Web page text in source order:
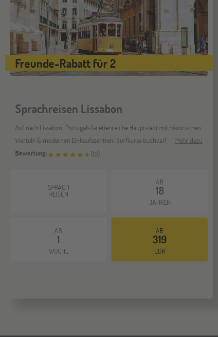
Freunde-Rabatt für 2
Sprachreisen Lissabon
Auf nach Lissabon: Portugals facettenreiche Hauptstadt mit historischen
Vierteln & modernen Einkaufszentren! Surfkurse buchbar!
Mehr dazu
Bewertung:
(10)
SPRACH
REISEN
AB
18
JAHREN
AB
1
WOCHE
AB
319
EUR